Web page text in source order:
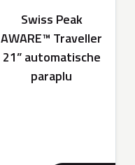
Swiss Peak
AWARE™ Traveller
21” automatische
paraplu